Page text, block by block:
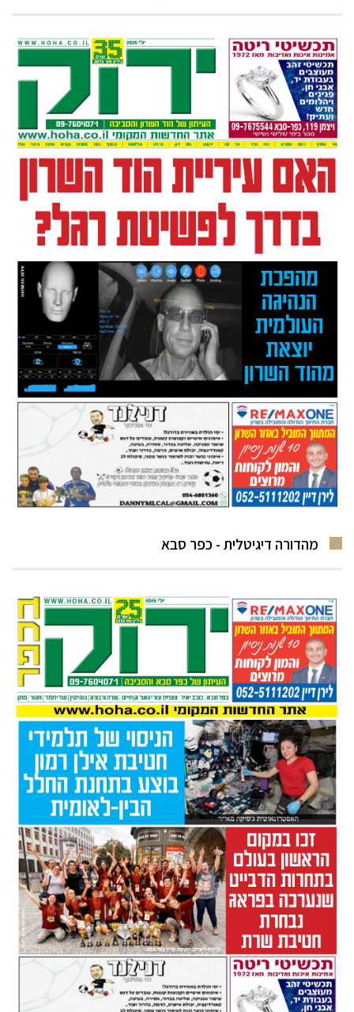
מהדורה דיגיטלית - כפר סבא